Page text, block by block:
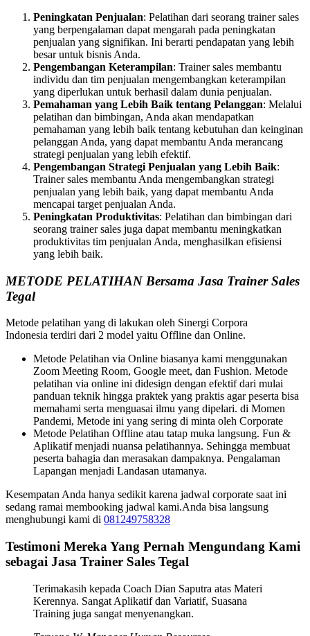
Peningkatan Penjualan: Pelatihan dari seorang trainer sales
yang berpengalaman dapat mengarah pada peningkatan
penjualan yang signifikan. Ini berarti pendapatan yang lebih
besar untuk bisnis Anda.
Pengembangan Keterampilan: Trainer sales membantu
individu dan tim penjualan mengembangkan keterampilan
yang diperlukan untuk berhasil dalam dunia penjualan.
Pemahaman yang Lebih Baik tentang Pelanggan: Melalui
pelatihan dan bimbingan, Anda akan mendapatkan
pemahaman yang lebih baik tentang kebutuhan dan keinginan
pelanggan Anda, yang dapat membantu Anda merancang
strategi penjualan yang lebih efektif.
Pengembangan Strategi Penjualan yang Lebih Baik:
Trainer sales membantu Anda mengembangkan strategi
penjualan yang lebih baik, yang dapat membantu Anda
mencapai target penjualan Anda.
Peningkatan Produktivitas: Pelatihan dan bimbingan dari
seorang trainer sales juga dapat membantu meningkatkan
produktivitas tim penjualan Anda, menghasilkan efisiensi
yang lebih baik.
METODE PELATIHAN Bersama Jasa Trainer Sales
Tegal
Metode pelatihan yang di lakukan oleh Sinergi Corpora
Indonesia terdiri dari 2 model yaitu Offline dan Online.
Metode Pelatihan via Online biasanya kami menggunakan
Zoom Meeting Room, Google meet, dan Fushion. Metode
pelatihan via online ini didesign dengan efektif dari mulai
panduan teknik hingga praktek yang praktis agar peserta bisa
memahami serta menguasai ilmu yang dipelari. di Momen
Pandemi, Metode ini yang sering di minta oleh Corporate
Metode Pelatihan Offline atau tatap muka langsung. Fun &
Aplikatif menjadi nuansa pelatihannya. Sehingga membuat
peserta bahagia dan merasakan dampaknya. Pengalaman
Lapangan menjadi Landasan utamanya.
Kesempatan Anda hanya sedikit karena jadwal corporate saat ini
sedang ramai membooking jadwal kami.Anda bisa langsung
menghubungi kami di 081249758328
Testimoni Mereka Yang Pernah Mengundang Kami
sebagai Jasa Trainer Sales Tegal
Terimakasih kepada Coach Dian Saputra atas Materi
Kerennya. Sangat Aplikatif dan Variatif, Suasana
Training juga sangat menyenangkan.